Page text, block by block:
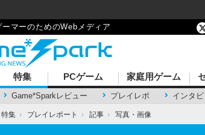
マーのためのWebメディア
特集
Game*Sparkレビュー プレイレポ インタ
PCゲーム 家庭用ゲーム
集 › プレイレポート › 記事 › 写真・画像